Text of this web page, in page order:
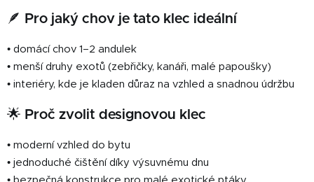
🪶 Pro jaký chov je tato klec ideální
• domácí chov 1–2 andulek
• menší druhy exotů (zebřičky, kanáři, malé papoušky)
• interiéry, kde je kladen důraz na vzhled a snadnou údržbu
🌟 Proč zvolit designovou klec
• moderní vzhled do bytu
• jednoduché čištění díky výsuvnému dnu